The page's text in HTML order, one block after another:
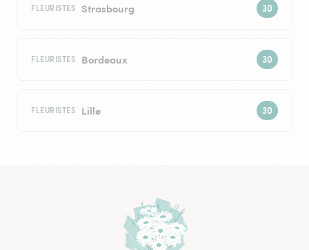
FLEURISTES Strasbourg
FLEURISTES Bordeaux
FLEURISTES Lille